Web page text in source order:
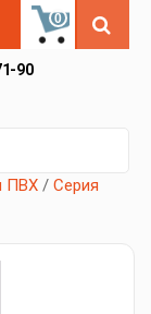
0
90
ПВХ / Серия